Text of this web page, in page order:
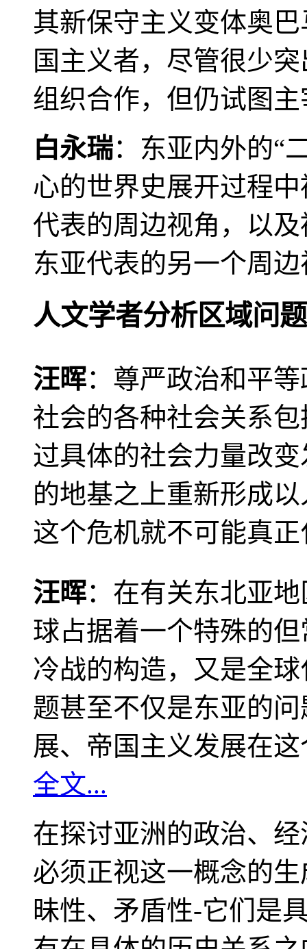
其新保守主义变体奥
国主义者，尽管很少
组织合作，但仍试图
白永瑞：东亚内外的“
心的世界史展开过程
代表的周边视角，以
东亚代表的另一个周
人文学者分析区域问题
汪晖：尊严政治和平
社会的各种社会关系
过具体的社会力量改
的地基之上重新形成
这个危机就不可能真
汪晖：在有关东北亚
球占据着一个特殊的
冷战的构造，又是全
题甚至不仅是东亚的
展、帝国主义发展在
全文...
在探讨亚洲的政治、
必须正视这一概念的
昧性、矛盾性-它们是